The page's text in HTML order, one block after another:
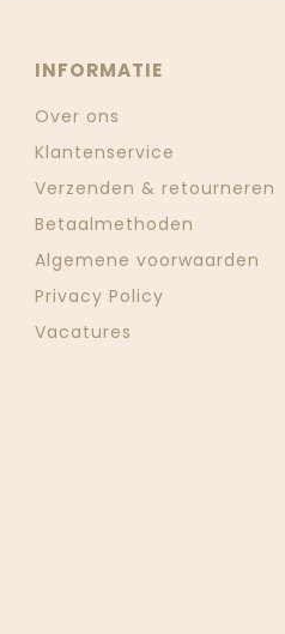
INFORMATIE
Over ons
Klantenservice
Verzenden & retourneren
Betaalmethoden
Algemene voorwaarden
Privacy Policy
Vacatures